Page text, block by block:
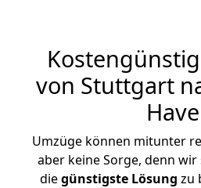
von Stuttgart
Umzüge können mitunter
aber keine Sorge, denn
diegünstigste Lösung zu